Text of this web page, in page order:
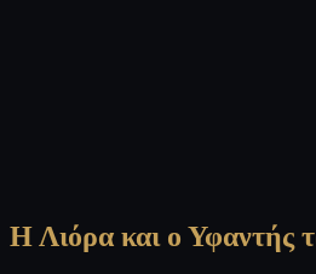
Η Λιόρα και ο Υφαντής